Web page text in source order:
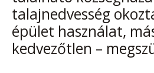
talajnedvesség
épület használat,
kedvezőtlen –